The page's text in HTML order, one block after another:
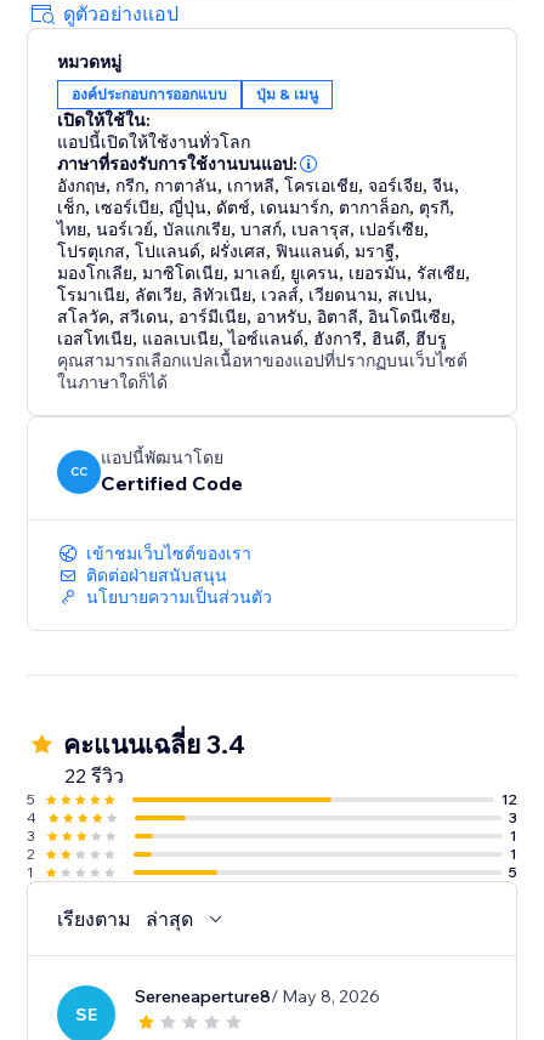
ดูตัวอย่างแอป
หมวดหมู่
องค์ประกอบการออกแบบ ปุ่ม & เมนู
เปิดให้ใช้ใน:
แอปนี้เปิดให้ใช้งานทั่วโลก
ภาษาที่รองรับการใช้งานบนแอป:
อังกฤษ, กรีก, กาตาลัน, เกาหลี,โครเอเชีย,จอร์เจีย,จีน,
เช็ก, เซอร์เบีย,ญี่ปุ่น, ดัตช์, เดนมาร์ก, ตากาล็อก, ตุรกี,
ไทย,นอร์เวย์,บัลแกเรีย,บาสก์, เบลารุส, เปอร์เซีย,
โปรตุเกส,โปแลนด์, ฝรั่งเศส,ฟินแลนด์,มราฐี,
มองโกเลีย,มาซิโดเนีย,มาเลย์, ยูเครน, เยอรมัน,รัสเซีย,
โรมาเนีย, ลัตเวีย, ลิทัวเนีย, เวลส์, เวียดนาม, สเปน,
สโลวัค, สวีเดน, อาร์มีเนีย, อาหรับ,อิตาลี,อินโดนีเซีย,
เอสโทเนีย, แอลเบเนีย,ไอซ์แลนด์, ฮังการี, ฮินดี, ฮีบรู
คุณสามารถเลือกแปลเนื้อหาของแอปที่ปรากฏบนเว็บไซต์
ในภาษาใดก็ได้
CC
แอปนี้พัฒนาโดย
Certified Code
เข้าชมเว็บไซต์ของเรา
ติดต่อฝ่ายสนับสนุน
นโยบายความเป็นส่วนตัว
คะแนนเฉลี่ย 3.4
22 รีวิว
5
12
4
3
3
1
2
1
1
5
เรียงตาม ล่าสุด
SE
Sereneaperture8/ May 8, 2026